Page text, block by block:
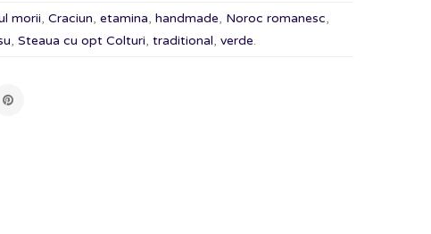
morii,Craciun,etamina,handmade, Noroc romanesc,
,Steaua cu opt Colturi,traditional,verde.